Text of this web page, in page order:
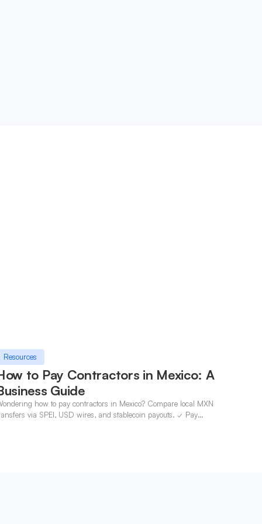
Resources
to Pay Contractors in Mexico: A
Guide
how to pay contractors in Mexico? Compare local MXN
via SPEI, USD wires, and stablecoin payouts. ✓ Pay